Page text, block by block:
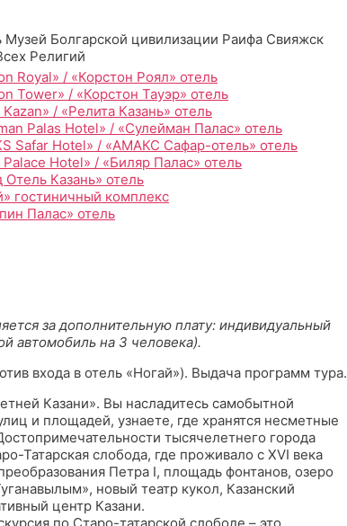
Музей Болгарской цивилизации Раифа Свияжск
Религий
Royal» / «Корстон Роял» отель
Tower» / «Корстон Тауэр» отель
Kazan» / «Релита Казань» отель
Palas Hotel» / «Сулейман Палас» отель
Safar Hotel» / «АМАКС Сафар-отель» отель
Palace Hotel» / «Биляр Палас» отель
Отель Казань» отель
гостиничный комплекс
Палас» отель
за дополнительную плату: индивидуальный
автомобиль на 3 человека).
входа в отель «Ногай»). Выдача программ тура.
Казани». Вы насладитесь самобытной
и площадей, узнаете, где хранятся несметные
тысячелетнего города
Татарская слобода, где проживало с XVI века
Петра I, площадь фонтанов, озеро
новый театр кукол, Казанский
центр Казани.